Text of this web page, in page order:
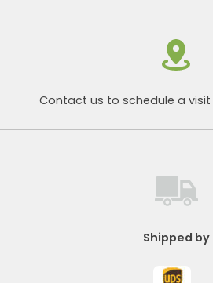
Contact us to schedule a
Shipped by